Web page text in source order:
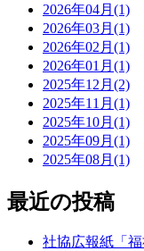
2026年04月(1)
2026年03月(1)
2026年02月(1)
2026年01月(1)
2025年12月(2)
2025年11月(1)
2025年10月(1)
2025年09月(1)
2025年08月(1)
最近の投稿
社協広報紙「